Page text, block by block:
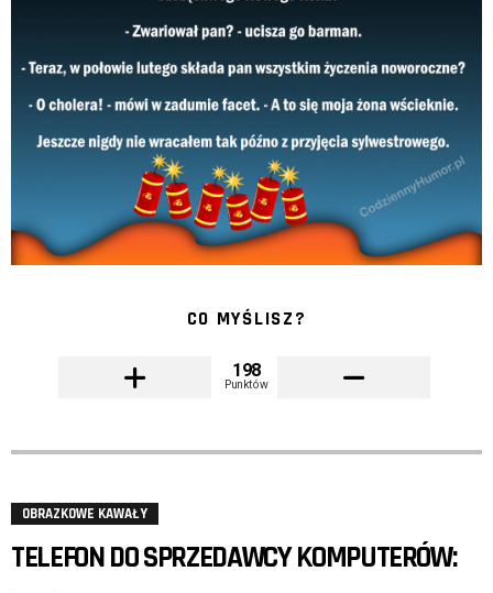
CO MYŚLISZ?
198
Punktów
OBRAZKOWE KAWAŁY
TELEFON DO SPRZEDAWCY KOMPUTERÓW: